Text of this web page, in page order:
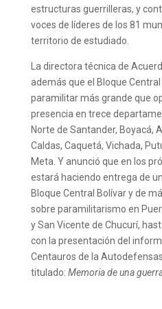
estructuras guerrilleras, y
voces de líderes de los 81
territorio de estudiado.
La directora técnica de
además que el Bloque
paramilitar más grande que
presencia en trece
Norte de Santander, Boyacá,
Caldas, Caquetá, Vichada,
Meta. Y anunció que en los
estará haciendo entrega de
Bloque Central Bolívar y de
sobre paramilitarismo en
y San Vicente de Chucurí,
con la presentación del
Centauros de la
titulado: Memoria de una